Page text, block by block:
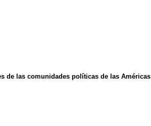
de las comunidades políticas de las Américas